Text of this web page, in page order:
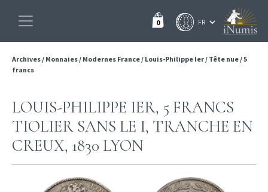
0
Archives/ Monnaies/ Modernes France/ Louis-Philippe Ier/ Tête nue/5
francs
LOUIS-PHILIPPE IER, 5 FRANCS
TIOLIER SANS LE I, TRANCHE EN
CREUX, 1830 LYON